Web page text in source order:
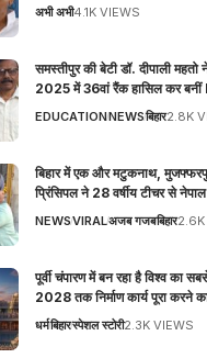
अभी अभी4.1K VIEWS
समस्तीपुर की बेटी डॉ. दीपाली
2025 में 36वां रैंक हासिल कर बनीं
EDUCATIONNEWSबिहार2.8K
बिहार में एक और मटुकनाथ,
प्रिंसिपल ने 28 वर्षीय टीचर से नेपाल
NEWSVIRALअजब गजबबिहार2.6K
पूर्वी चंपारण में बन रहा है विश्व का
2028 तक निर्माण कार्य पूरा करने
धर्मबिहारस्पेशल स्टोरी2.3K VIEWS